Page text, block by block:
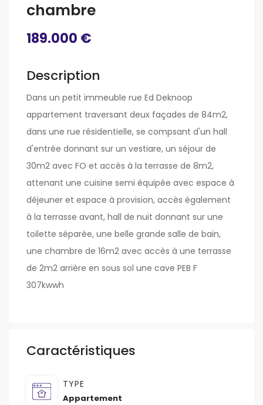
chambre
189.000 €
Description
Dans un petit immeuble rue Ed Deknoop
appartement traversant deux façades de 84m2,
dans une rue résidentielle, se compsant d'un hall
d'entrée donnant sur un vestiare, un séjour de
30m2 avec FO et accès à la terrasse de 8m2,
attenant une cuisine semi équipée avec espace à
déjeuner et espace à provision, accès également
à la terrasse avant, hall de nuit donnant sur une
toilette séparée, une belle grande salle de bain,
une chambre de 16m2 avec accès à une terrasse
de 2m2 arrière en sous sol une cave PEB F
307kwwh
Caractéristiques
TYPE
Appartement